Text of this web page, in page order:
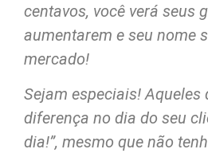
centavos, você verá seus
aumentarem e seu nome
mercado!
Sejam especiais! Aqueles
diferença no dia do seu
dia!”, mesmo que não